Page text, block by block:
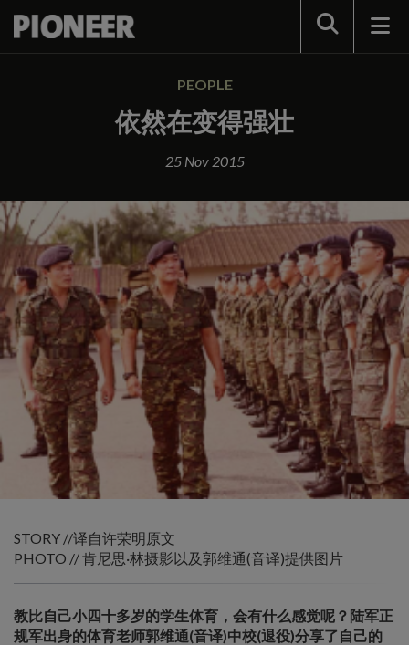
Search
PEOPLE
依然在变得强壮
25 Nov 2015
STORY //译自许荣明原文
PHOTO // 肯尼思·林摄影以及郭维通(音译)提供图片
教比自己小四十多岁的学生体育，会有什么感觉呢？陆军正
规军出身的体育老师郭维通(音译)中校(退役)分享了自己的